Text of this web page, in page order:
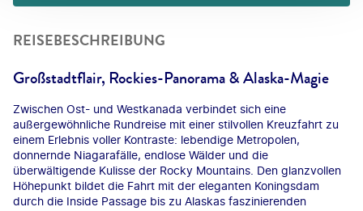
REISEBESCHREIBUNG
Großstadtflair, Rockies-Panorama & Alaska-Magie
Zwischen Ost- und Westkanada verbindet sich eine
außergewöhnliche Rundreise mit einer stilvollen Kreuzfahrt zu
einem Erlebnis voller Kontraste: lebendige Metropolen,
donnernde Niagarafälle, endlose Wälder und die
überwältigende Kulisse der Rocky Mountains. Den glanzvollen
Höhepunkt bildet die Fahrt mit der eleganten Koningsdam
durch die Inside Passage bis zu Alaskas faszinierenden